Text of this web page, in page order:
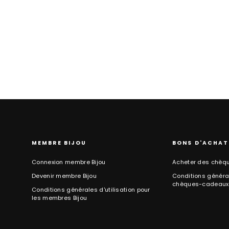
MEMBRE BIJOU
Connexion membre Bijou
Devenir membre Bijou
Conditions générales d'utilisation pour
les membres Bijou
BONS D'ACHAT
Acheter des
Conditions
chèques-cadeaux